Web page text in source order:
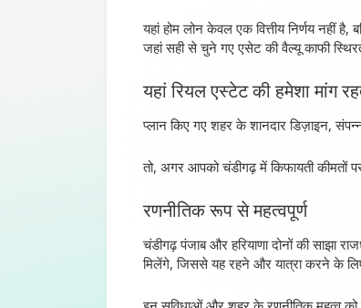
यहां होम लोन केवल एक वित्तीय निर्णय
जहां सही से चुने गए एसेट की वैल्यू काफी
यहां रियल एस्टेट की हमेशा मांग
प्लान किए गए शहर के शानदार डिज़ाइन,
तो, अगर आपको चंडीगढ़ में किफायती कीमतों
रणनीतिक रूप से महत्वपूर्ण
चंडीगढ़ पंजाब और हरियाणा दोनों की साझा
मिलेंगे, जिससे यह रहने और यात्रा करने के